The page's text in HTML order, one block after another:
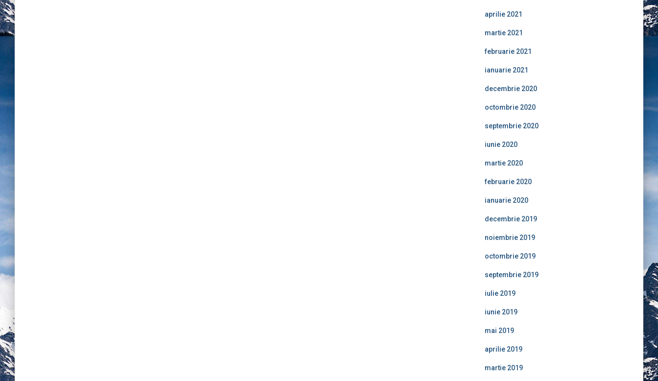
aprilie 2021
martie 2021
februarie 2021
ianuarie 2021
decembrie 2020
octombrie 2020
septembrie 2020
iunie 2020
martie 2020
februarie 2020
ianuarie 2020
decembrie 2019
noiembrie 2019
octombrie 2019
septembrie 2019
iulie 2019
iunie 2019
mai 2019
aprilie 2019
martie 2019